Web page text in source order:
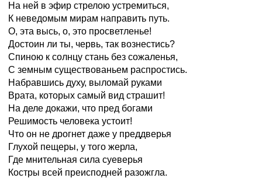
На ней в эфир стрелою устремиться,
К неведомым мирам направить путь.
О, эта высь, о, это просветленье!
Достоин ли ты, червь, так вознестись?
Спиною к солнцу стань без сожаленья,
С земным существованьем распростись.
Набравшись духу, выломай руками
Врата, которых самый вид страшит!
На деле докажи, что пред богами
Решимость человека устоит!
Что он не дрогнет даже у преддверья
Глухой пещеры, у того жерла,
Где мнительная сила суеверья
Костры всей преисподней разожгла.